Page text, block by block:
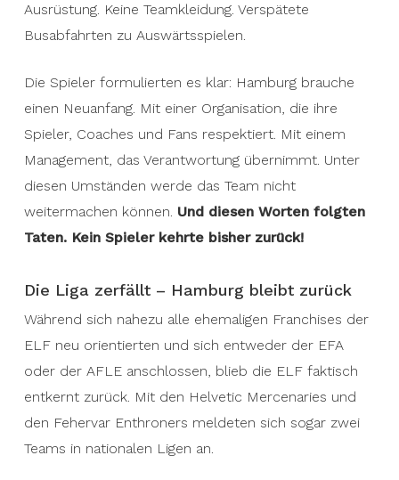
Ausrüstung. Keine Teamkleidung. Verspätete
Busabfahrten zu Auswärtsspielen.
Die Spieler formulierten es klar: Hamburg brauche
einen Neuanfang. Mit einer Organisation, die ihre
Spieler, Coaches und Fans respektiert. Mit einem
Management, das Verantwortung übernimmt. Unter
diesen Umständen werde das Team nicht
weitermachen können. Und diesen Worten folgten
Taten. Kein Spieler kehrte bisher zurück!
Die Liga zerfällt – Hamburg bleibt zurück
Während sich nahezu alle ehemaligen Franchises der
ELF neu orientierten und sich entweder der EFA
oder der AFLE anschlossen, blieb die ELF faktisch
entkernt zurück. Mit den Helvetic Mercenaries und
den Fehervar Enthroners meldeten sich sogar zwei
Teams in nationalen Ligen an.